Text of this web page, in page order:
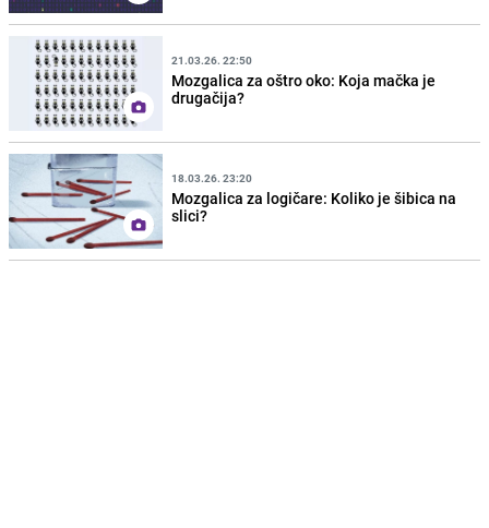
21.03.26. 22:50
Mozgalica za oštro oko: Koja mačka je
drugačija?
18.03.26. 23:20
Mozgalica za logičare: Koliko je šibica na
slici?